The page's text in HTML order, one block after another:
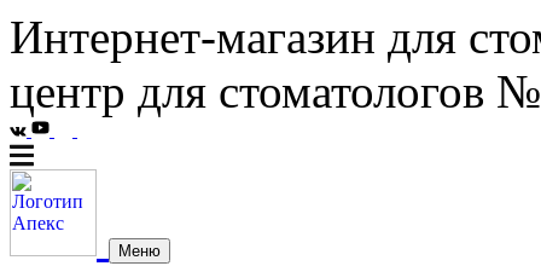
Интернет-магазин для
центр для стоматологов
Меню